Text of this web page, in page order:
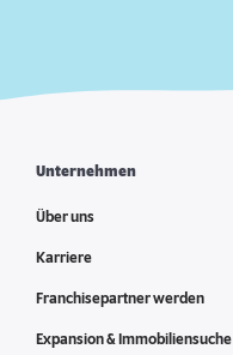
Unternehmen
Über uns
Karriere
Franchisepartner werden
Expansion & Immobiliensuche